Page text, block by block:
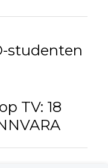
studenten
TV: 18